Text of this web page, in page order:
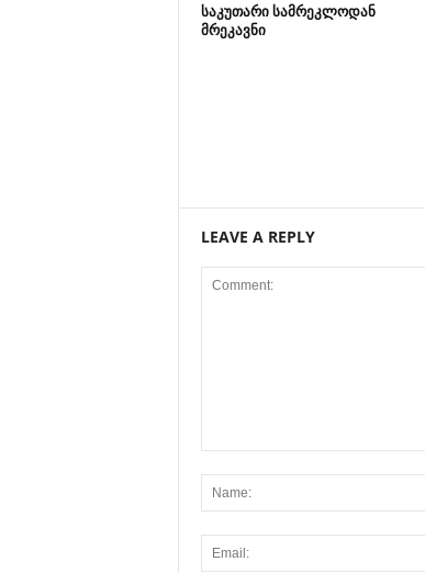
საკუთარი სამრეკლოდან
მრეკავნი
LEAVE A REPLY